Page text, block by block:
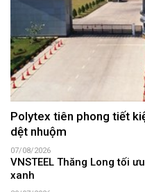
Polytex tiên phong tiết
dệt nhuộm
07/08/2026
VNSTEEL Thăng Long tối
xanh